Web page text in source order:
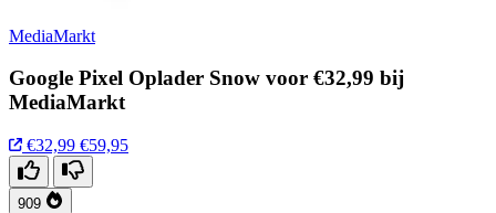
MediaMarkt
Google Pixel Oplader Snow voor €32,99 bij
MediaMarkt
€32,99 €59,95
909